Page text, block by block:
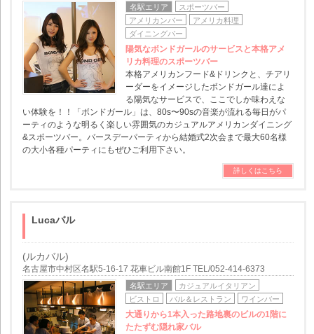
名駅エリア
スポーツバー
アメリカンバー
アメリカ料理
ダイニングバー
陽気なボンドガールのサービスと本格アメ
リカ料理のスポーツバー
本格アメリカンフード&ドリンクと、チアリ
ーダーをイメージしたボンドガール達によ
る陽気なサービスで、ここでしか味わえな
い体験を！！「ボンドガール」は、80s〜90sの音楽が流れる毎日がパ
ーティのような明るく楽しい雰囲気のカジュアルアメリカンダイニング
&スポーツバー。バースデーパーティから結婚式2次会まで最大60名様
の大小各種パーティにもぜひご利用下さい。
詳しくはこちら
Lucaバル
(ルカバル)
名古屋市中村区名駅5-16-17 花車ビル南館1F TEL/052-414-6373
名駅エリア
カジュアルイタリアン
ビストロ
バル＆レストラン ワインバー
大通りから1本入った路地裏のビルの1階に
たたずむ隠れ家バル